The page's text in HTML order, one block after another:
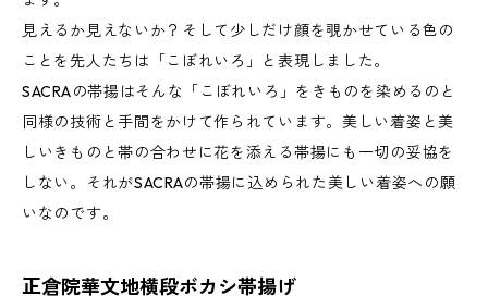
見えるか見えないか？そして少しだけ顔を覗かせている色の
ことを先人たちは「こぼれいろ」と表現しました。
SACRAの帯揚はそんな「こぼれいろ」をきものを染めるのと
同様の技術と手間をかけて作られています。美しい着姿と美
しいきものと帯の合わせに花を添える帯揚にも一切の妥協を
しない。それがSACRAの帯揚に込められた美しい着姿への願
いなのです。
正倉院華文地横段ボカシ帯揚げ